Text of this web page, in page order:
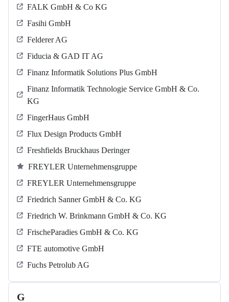
FALK GmbH & Co KG
Fasihi GmbH
Felderer AG
Fiducia & GAD IT AG
Finanz Informatik Solutions Plus GmbH
Finanz Informatik Technologie Service GmbH & Co.
KG
FingerHaus GmbH
Flux Design Products GmbH
Freshfields Bruckhaus Deringer
FREYLER Unternehmensgruppe
FREYLER Unternehmensgruppe
Friedrich Sanner GmbH & Co. KG
Friedrich W. Brinkmann GmbH & Co. KG
FrischeParadies GmbH & Co. KG
FTE automotive GmbH
Fuchs Petrolub AG
G